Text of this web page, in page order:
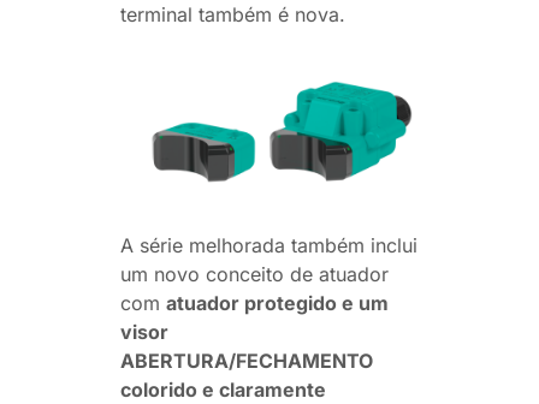
terminal também é nova.
A série melhorada também inclui
um novo conceito de atuador
com atuador protegido e um
visor
ABERTURA/FECHAMENTO
colorido e claramente